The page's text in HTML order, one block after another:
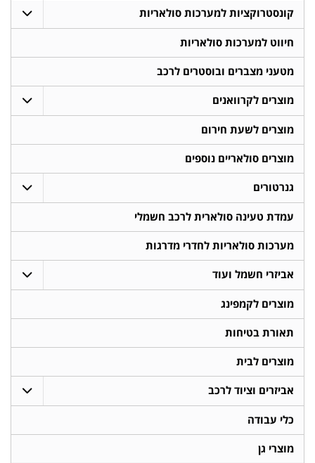
קונסטרוקציות למערכות סולאריות
חיווט למערכות סולאריות
מטעני מצברים ובוסטרים לרכב
מוצרים לקרוואנים
מוצרים לשעת חירום
מוצרים סולאריים נוספים
גנרטורים
עמדת טעינה סולארית לרכב חשמלי
מערכות סולאריות לחדרי מדרגות
אביזרי חשמל ועוד
מוצרים לקמפינג
תאורת בטיחות
מוצרים לבית
אביזרים וציוד לרכב
כלי עבודה
מוצרי גן